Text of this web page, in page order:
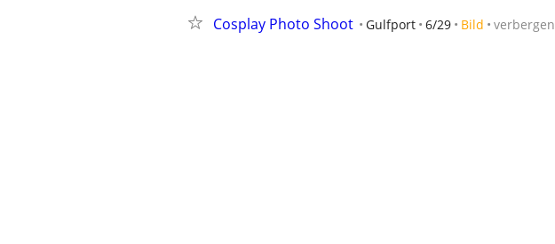
Cosplay Photo Shoot Gulfport 6/29 Bild verbergen